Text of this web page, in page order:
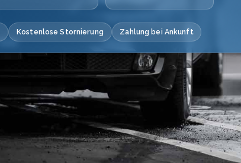
Kostenlose Stornierung Zahlung bei Ankunft